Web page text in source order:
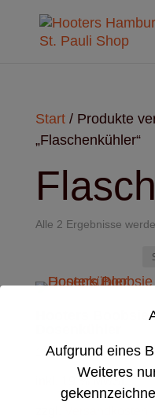
Start/ Produkte
„Flaschenkühler“
Alle 2 Ergebnisse
Hooters Boobsie
13,90€
inkl. 19 % MwSt.
Aufgrund eines
Weiteres